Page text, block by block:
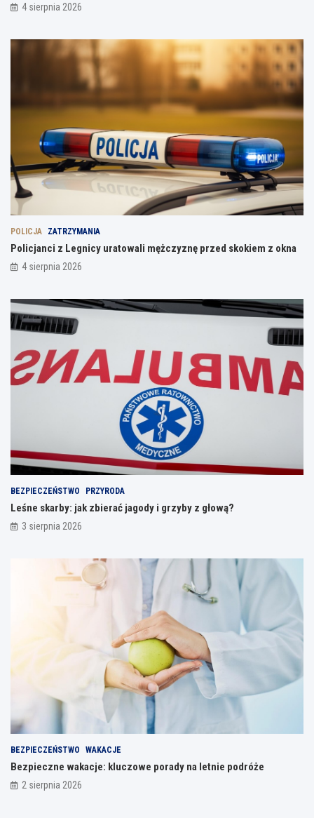
4 sierpnia 2026
POLICJA ZATRZYMANIA
Policjanci z Legnicy uratowali mężczyznę przed skokiem z okna
4 sierpnia 2026
BEZPIECZEŃSTWO PRZYRODA
Leśne skarby: jak zbierać jagody i grzyby z głową?
3 sierpnia 2026
BEZPIECZEŃSTWO WAKACJE
Bezpieczne wakacje: kluczowe porady na letnie podróże
2 sierpnia 2026